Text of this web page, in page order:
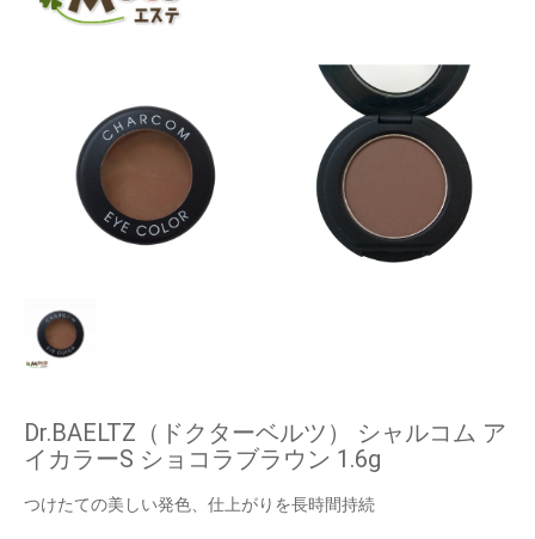
Dr.BAELTZ（ドクターベルツ） シャルコム ア
イカラーS ショコラブラウン 1.6g
つけたての美しい発色、仕上がりを長時間持続